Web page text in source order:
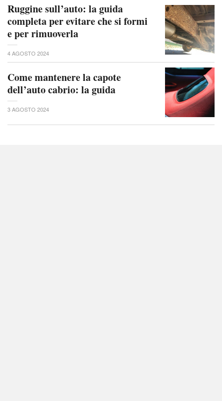
Ruggine sull’auto: la guida
completa per evitare che si formi
e per rimuoverla
4 AGOSTO 2024
Come mantenere la capote
dell’auto cabrio: la guida
3 AGOSTO 2024